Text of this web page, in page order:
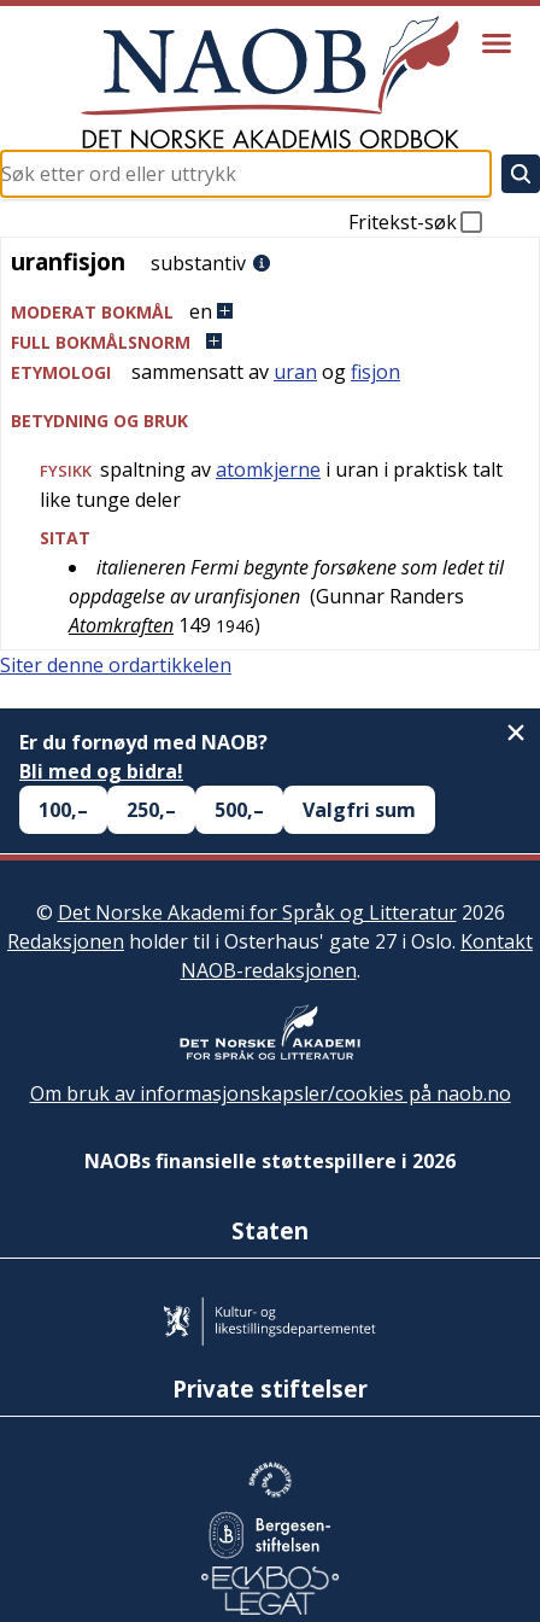
Fritekst-søk
uranfisjon
uranfisjon substantiv
MODERAT BOKMÅL en
FULL BOKMÅLSNORM
ETYMOLOGI
sammensatt av uran ogfisjon
BETYDNING OG BRUK
FYSIKK spaltning avatomkjerne i uran i praktisk talt
like tunge deler
SITAT
italieneren Fermi begynte forsøkene som ledet til
oppdagelse av uranfisjonen (Gunnar Randers
Atomkraften 149 1946)
Siter denne ordartikkelen
Er du fornøyd med NAOB?
Bli med og bidra!
100,–
250,– 500,– Valgfri sum
© Det Norske Akademi for Språk og Litteratur2026
Redaksjonen holder til i Osterhaus' gate 27 i Oslo. Kontakt
NAOB-redaksjonen.
Om bruk av informasjonskapsler/cookies på naob.no
NAOBs finansielle støttespillere i 2026
Staten
Private stiftelser